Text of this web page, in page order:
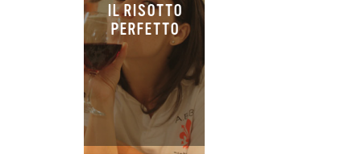
IL RISOTTO
PERFETTO